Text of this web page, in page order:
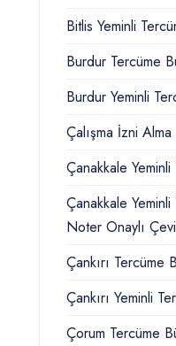
Bitlis Yeminli
Burdur Tercüme
Burdur Yeminli
Çalışma İzni Alma
Çanakkale Yeminli
Çanakkale
Noter Onaylı
Çankırı Tercüme
Çankırı Yeminli
Çorum Tercüme